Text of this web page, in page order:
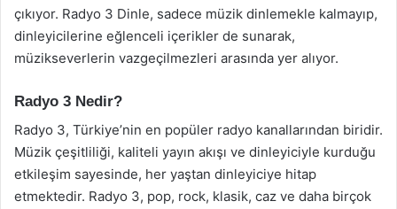
çıkıyor. Radyo 3 Dinle, sadece müzik dinlemekle kalmayıp,
dinleyicilerine eğlenceli içerikler de sunarak,
müzikseverlerin vazgeçilmezleri arasında yer alıyor.
Radyo 3 Nedir?
Radyo 3, Türkiye’nin en popüler radyo kanallarından biridir.
Müzik çeşitliliği, kaliteli yayın akışı ve dinleyiciyle kurduğu
etkileşim sayesinde, her yaştan dinleyiciye hitap
etmektedir. Radyo 3, pop, rock, klasik, caz ve daha birçok